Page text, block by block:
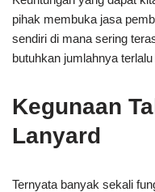
pihak membuka jasa
sendiri di mana sering
butuhkan jumlahnya
Kegunaan
Lanyard
Ternyata banyak sekali